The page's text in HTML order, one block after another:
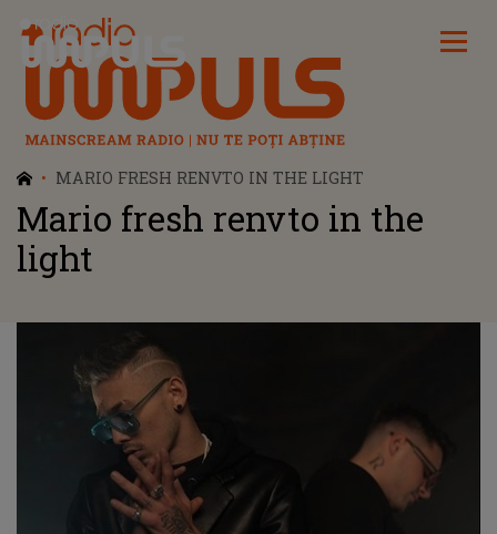
Radio Impuls
MARIO FRESH RENVTO IN THE LIGHT
Mario fresh renvto in the
light